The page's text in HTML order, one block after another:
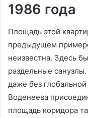
1986 года
Площадь этой
предыдущем
неизвестна. Здесь
раздельные
даже без
Воденеева
площадь коридора